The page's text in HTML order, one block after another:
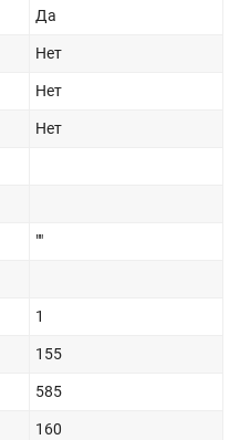
Да
Нет
Нет
Нет
""
1
155
585
160